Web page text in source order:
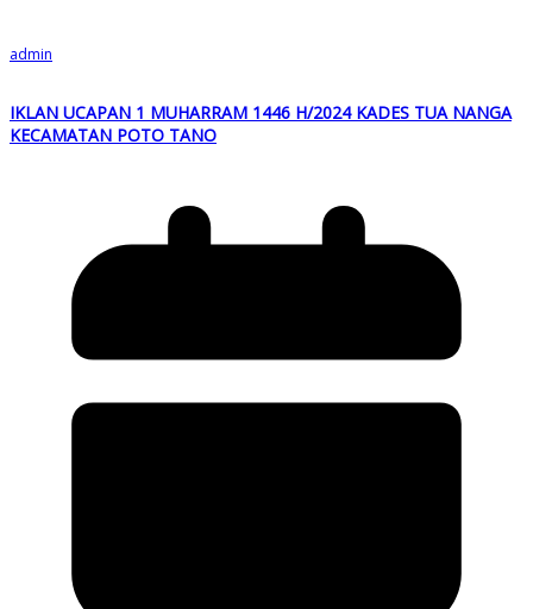
admin
IKLAN UCAPAN 1 MUHARRAM 1446 H/2024 KADES TUA NANGA
KECAMATAN POTO TANO